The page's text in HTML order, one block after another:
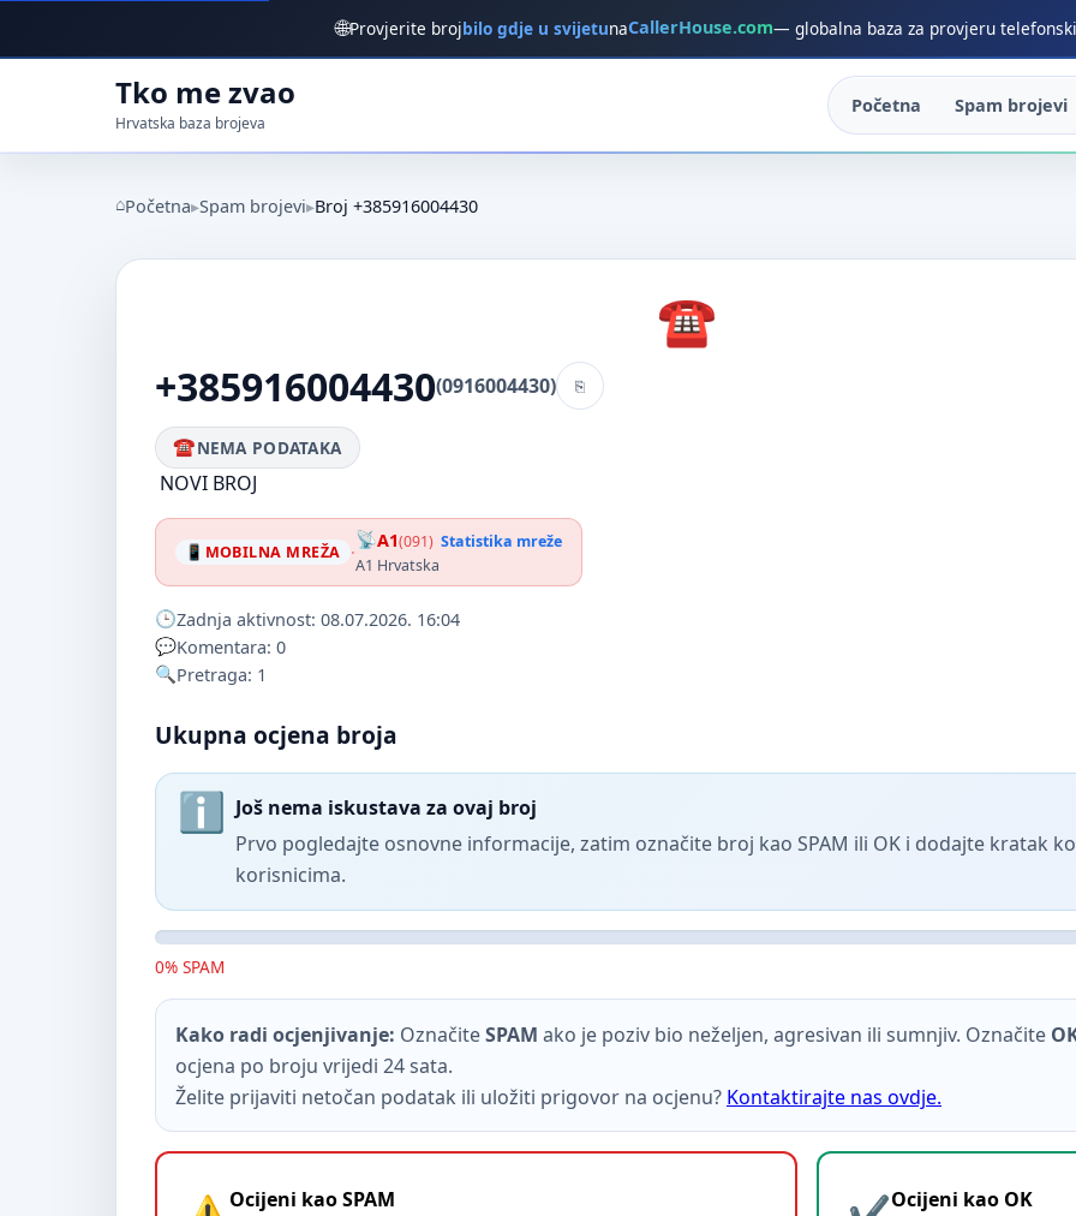
🌐Provjerite brojbilo gdje u svijetunaCallerHouse.com— globalna baza za provjeru
Tko me zvao
Hrvatska baza brojeva
Početna Spam brojevi
Početna Spam brojevi Broj +385916004430
+385916004430(0916004430)
NEMA PODATAKA
NOVI BROJ
MOBILNA MREŽA · A1(091) Statistika mreže
A1 Hrvatska
Zadnja aktivnost: 08.07.2026. 16:04
Komentara: 0
Pretraga: 1
Ukupna ocjena broja
Još nema iskustava za ovaj broj
Prvo pogledajte osnovne informacije, zatim označite broj kao SPAM ili OK i dodajte kratak
korisnicima.
0% SPAM
Kako radi ocjenjivanje: OznačiteSPAM ako je poziv bio neželjen, agresivan ili sumnjiv. Označite
ocjena po broju vrijedi 24 sata.
Želite prijaviti netočan podatak ili uložiti prigovor na ocjenu? Kontaktirajte nas ovdje.
Ocijeni kao SPAM Ocijeni kao OK